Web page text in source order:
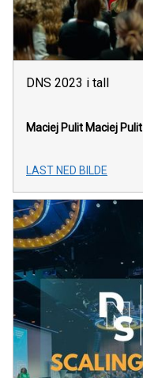
DNS 2023 i tall
Maciej PulitMaciej Pulit
LAST NED BILDE